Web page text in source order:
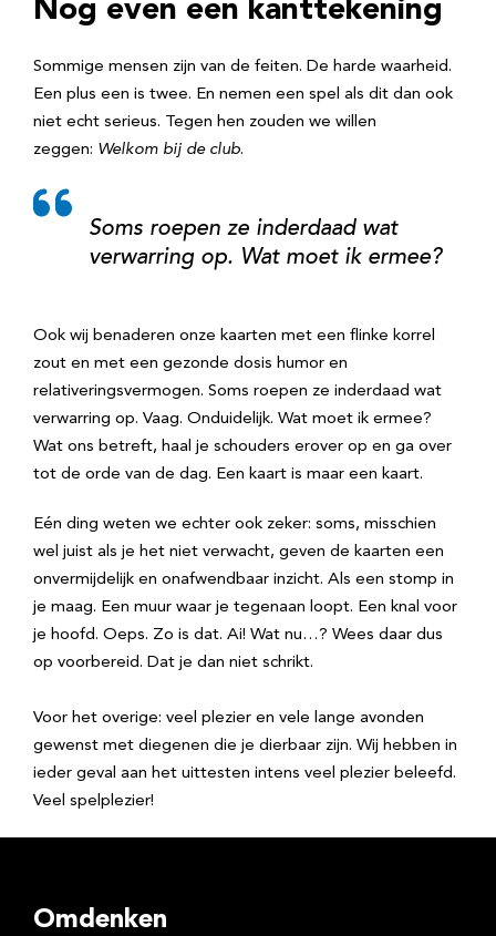
Nog even een kanttekening
Sommige mensen zijn van de feiten. De harde waarheid.
Een plus een is twee. En nemen een spel als dit dan ook
niet echt serieus. Tegen hen zouden we willen
zeggen: Welkom bij de club.
Soms roepen ze inderdaad wat
verwarring op. Wat moet ik ermee?
Ook wij benaderen onze kaarten met een flinke korrel
zout en met een gezonde dosis humor en
relativeringsvermogen. Soms roepen ze inderdaad wat
verwarring op. Vaag. Onduidelijk. Wat moet ik ermee?
Wat ons betreft, haal je schouders erover op en ga over
tot de orde van de dag. Een kaart is maar een kaart.
Eén ding weten we echter ook zeker: soms, misschien
wel juist als je het niet verwacht, geven de kaarten een
onvermijdelijk en onafwendbaar inzicht. Als een stomp in
je maag. Een muur waar je tegenaan loopt. Een knal voor
je hoofd. Oeps. Zo is dat. Ai! Wat nu…? Wees daar dus
op voorbereid. Dat je dan niet schrikt.
Voor het overige: veel plezier en vele lange avonden
gewenst met diegenen die je dierbaar zijn. Wij hebben in
ieder geval aan het uittesten intens veel plezier beleefd.
Veel spelplezier!
Omdenken